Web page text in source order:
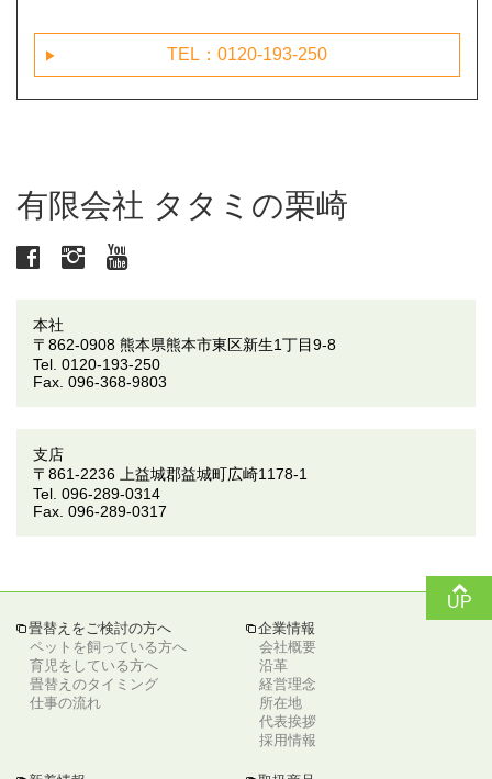
next TEL：0120-193-250
有限会社 タタミの栗崎
facebook
instagram youtube
本社
〒862-0908 熊本県熊本市東区新生1丁目9-8
Tel. 0120-193-250
Fax. 096-368-9803
支店
〒861-2236 上益城郡益城町広崎1178-1
Tel. 096-289-0314
Fax. 096-289-0317
up
UP
tabs畳替えをご検討の方へ
ペットを飼っている方へ
育児をしている方へ
畳替えのタイミング
仕事の流れ
tabs企業情報
会社概要
沿革
経営理念
所在地
代表挨拶
採用情報